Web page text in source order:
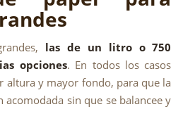
las de un litro o 750
opciones. En todos los casos
altura y mayor fondo, para que la
acomodada sin que se balancee y